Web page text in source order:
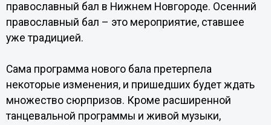
православный бал в Нижнем Новгороде. Осенний
православный бал – это мероприятие, ставшее
уже традицией.
Сама программа нового бала претерпела
некоторые изменения, и пришедших будет ждать
множество сюрпризов. Кроме расширенной
танцевальной программы и живой музыки,